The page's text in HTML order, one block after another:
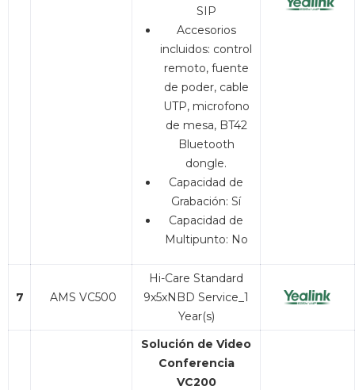
SIP
Accesorios
incluidos: control
remoto, fuente
de poder, cable
UTP, microfono
de mesa, BT42
Bluetooth
dongle.
Capacidad de
Grabación: Sí
Capacidad de
Multipunto: No
7 AMS VC500
Hi-Care Standard
9x5xNBD Service_1
Year(s)
Solución de Video
Conferencia
VC200